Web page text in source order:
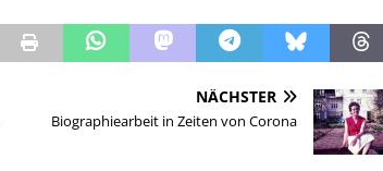
NÄCHSTER
Biographiearbeit in Zeiten von Corona